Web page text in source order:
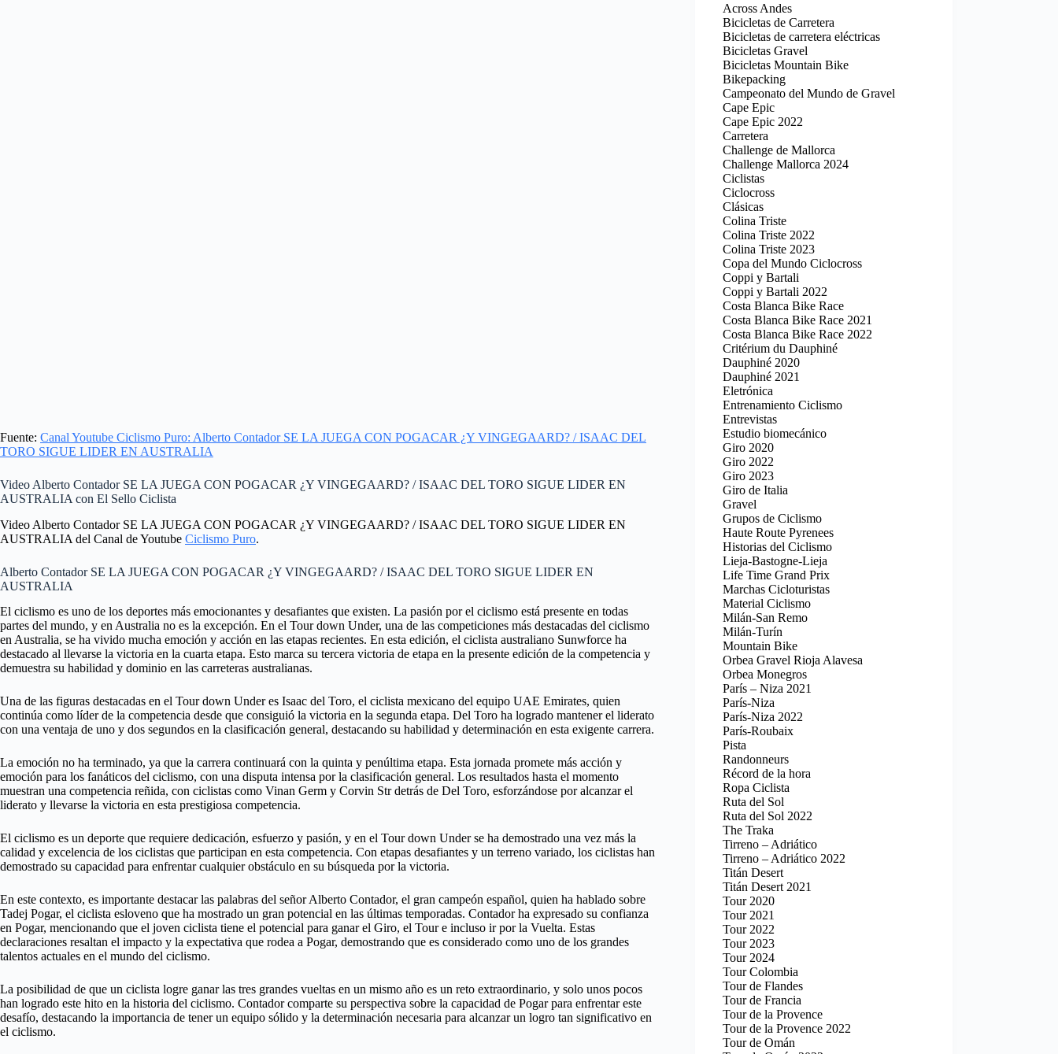
Fuente: Canal Youtube Ciclismo Puro: Alberto Contador SE LA JUEGA CON POGACAR ¿Y VINGEGAARD? / ISAAC DEL
TORO SIGUE LIDER EN AUSTRALIA
Video Alberto Contador SE LA JUEGA CON POGACAR ¿Y VINGEGAARD? / ISAAC DEL TORO SIGUE LIDER EN
AUSTRALIA con El Sello Ciclista
Video Alberto Contador SE LA JUEGA CON POGACAR ¿Y VINGEGAARD? / ISAAC DEL TORO SIGUE LIDER EN
AUSTRALIA del Canal de Youtube Ciclismo Puro.
Alberto Contador SE LA JUEGA CON POGACAR ¿Y VINGEGAARD? / ISAAC DEL TORO SIGUE LIDER EN
AUSTRALIA
El ciclismo es uno de los deportes más emocionantes y desafiantes que existen. La pasión por el ciclismo está presente en todas
partes del mundo, y en Australia no es la excepción. En el Tour down Under, una de las competiciones más destacadas del ciclismo
en Australia, se ha vivido mucha emoción y acción en las etapas recientes. En esta edición, el ciclista australiano Sunwforce ha
destacado al llevarse la victoria en la cuarta etapa. Esto marca su tercera victoria de etapa en la presente edición de la competencia y
demuestra su habilidad y dominio en las carreteras australianas.
Una de las figuras destacadas en el Tour down Under es Isaac del Toro, el ciclista mexicano del equipo UAE Emirates, quien
continúa como líder de la competencia desde que consiguió la victoria en la segunda etapa. Del Toro ha logrado mantener el liderato
con una ventaja de uno y dos segundos en la clasificación general, destacando su habilidad y determinación en esta exigente carrera.
La emoción no ha terminado, ya que la carrera continuará con la quinta y penúltima etapa. Esta jornada promete más acción y
emoción para los fanáticos del ciclismo, con una disputa intensa por la clasificación general. Los resultados hasta el momento
muestran una competencia reñida, con ciclistas como Vinan Germ y Corvin Str detrás de Del Toro, esforzándose por alcanzar el
liderato y llevarse la victoria en esta prestigiosa competencia.
El ciclismo es un deporte que requiere dedicación, esfuerzo y pasión, y en el Tour down Under se ha demostrado una vez más la
calidad y excelencia de los ciclistas que participan en esta competencia. Con etapas desafiantes y un terreno variado, los ciclistas han
demostrado su capacidad para enfrentar cualquier obstáculo en su búsqueda por la victoria.
En este contexto, es importante destacar las palabras del señor Alberto Contador, el gran campeón español, quien ha hablado sobre
Tadej Pogar, el ciclista esloveno que ha mostrado un gran potencial en las últimas temporadas. Contador ha expresado su confianza
en Pogar, mencionando que el joven ciclista tiene el potencial para ganar el Giro, el Tour e incluso ir por la Vuelta. Estas
declaraciones resaltan el impacto y la expectativa que rodea a Pogar, demostrando que es considerado como uno de los grandes
talentos actuales en el mundo del ciclismo.
La posibilidad de que un ciclista logre ganar las tres grandes vueltas en un mismo año es un reto extraordinario, y solo unos pocos
han logrado este hito en la historia del ciclismo. Contador comparte su perspectiva sobre la capacidad de Pogar para enfrentar este
desafío, destacando la importancia de tener un equipo sólido y la determinación necesaria para alcanzar un logro tan significativo en
el ciclismo.
Across Andes
Bicicletas de Carretera
Bicicletas de carretera eléctricas
Bicicletas Gravel
Bicicletas Mountain Bike
Bikepacking
Campeonato del Mundo de Gravel
Cape Epic
Cape Epic 2022
Carretera
Challenge de Mallorca
Challenge Mallorca 2024
Ciclistas
Ciclocross
Clásicas
Colina Triste
Colina Triste 2022
Colina Triste 2023
Copa del Mundo Ciclocross
Coppi y Bartali
Coppi y Bartali 2022
Costa Blanca Bike Race
Costa Blanca Bike Race 2021
Costa Blanca Bike Race 2022
Critérium du Dauphiné
Dauphiné 2020
Dauphiné 2021
Eletrónica
Entrenamiento Ciclismo
Entrevistas
Estudio biomecánico
Giro 2020
Giro 2022
Giro 2023
Giro de Italia
Gravel
Grupos de Ciclismo
Haute Route Pyrenees
Historias del Ciclismo
Lieja-Bastogne-Lieja
Life Time Grand Prix
Marchas Cicloturistas
Material Ciclismo
Milán-San Remo
Milán-Turín
Mountain Bike
Orbea Gravel Rioja Alavesa
Orbea Monegros
París – Niza 2021
París-Niza
París-Niza 2022
París-Roubaix
Pista
Randonneurs
Récord de la hora
Ropa Ciclista
Ruta del Sol
Ruta del Sol 2022
The Traka
Tirreno – Adriático
Tirreno – Adriático 2022
Titán Desert
Titán Desert 2021
Tour 2020
Tour 2021
Tour 2022
Tour 2023
Tour 2024
Tour Colombia
Tour de Flandes
Tour de Francia
Tour de la Provence
Tour de la Provence 2022
Tour de Omán